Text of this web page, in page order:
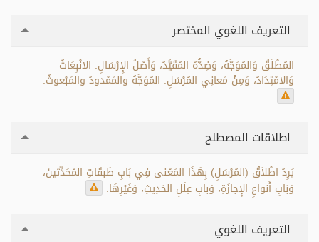
التعريف اللغوي المختصر
المُطْلَقُ وَالمُوَجَّهُ، وَضِدُّهُ المُقَيَّدُ، وَأَصْلُ الإِرْسَالِ: الانْبِعَاثُ
وَالامْتِدَادُ، وَمِنْ مَعانِي المُرْسَلِ: المُوَجَّهُ والمَمْدودُ والمَبْعوثُ.
اطلاقات المصطلح
يَرِدُ اطْلاَقُ (المُرْسَلِ) بِهَذَا المَعْنى فِي بَابِ طَبقَاتِ المُحَدِّثينَ،
وَبَابِ أَنواعِ الإِجازَةِ، وَبابِ عِلَلِ الحَدِيثِ، وَغَيْرِهَا.
التعريف اللغوي